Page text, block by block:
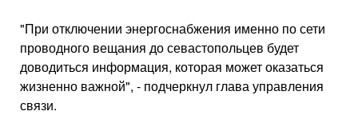
"При отключении энергоснабжения именно по сети
проводного вещания до севастопольцев будет
доводиться информация, которая может оказаться
жизненно важной", - подчеркнул глава управления
связи.